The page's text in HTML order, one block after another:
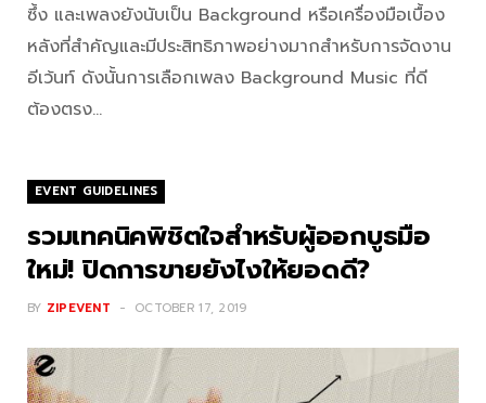
ซึ้ง และเพลงยังนับเป็น Background หรือเครื่องมือเบื้อง
หลังที่สำคัญและมีประสิทธิภาพอย่างมากสำหรับการจัดงาน
อีเว้นท์ ดังนั้นการเลือกเพลง Background Music ที่ดี
ต้องตรง…
EVENT GUIDELINES
รวมเทคนิคพิชิตใจสำหรับผู้ออกบูธมือ
ใหม่! ปิดการขายยังไงให้ยอดดี?
BY ZIPEVENT OCTOBER 17, 2019